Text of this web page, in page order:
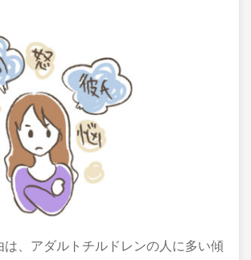
は、アダルトチルドレンの人に多い傾